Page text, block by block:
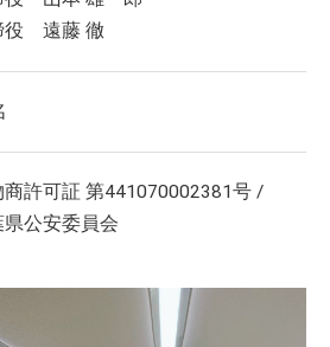
役 遠藤 徹
商許可証 第441070002381号 /
県公安委員会